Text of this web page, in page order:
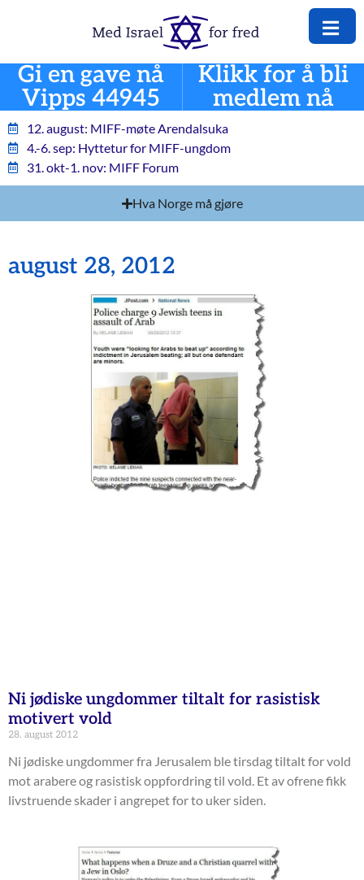
Gi en gave nå
Vipps 44945
Klikk for å bli
medlem nå
12. august: MIFF-møte Arendalsuka
4.-6. sep: Hyttetur for MIFF-ungdom
31. okt-1. nov: MIFF Forum
Hva Norge må gjøre
august 28, 2012
Ni jødiske ungdommer tiltalt for rasistisk
motivert vold
28. august 2012
Ni jødiske ungdommer fra Jerusalem ble tirsdag tiltalt for vold
mot arabere og rasistisk oppfordring til vold. Et av ofrene fikk
livstruende skader i angrepet for to uker siden.